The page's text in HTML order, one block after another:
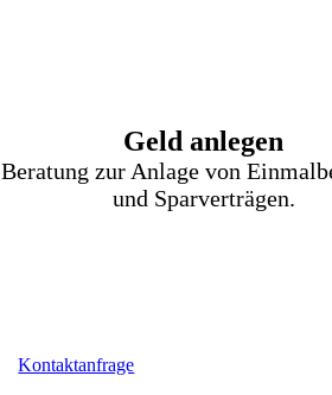
Geld anlegen
Beratung zur Anlage von
und Sparverträgen.
Kontaktanfrage